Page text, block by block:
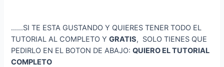
……SI TE ESTA GUSTANDO Y QUIERES TENER TODO EL
TUTORIAL AL COMPLETO YGRATIS, SOLO TIENES QUE
PEDIRLO EN EL BOTON DE ABAJO:QUIERO EL TUTORIAL
COMPLETO